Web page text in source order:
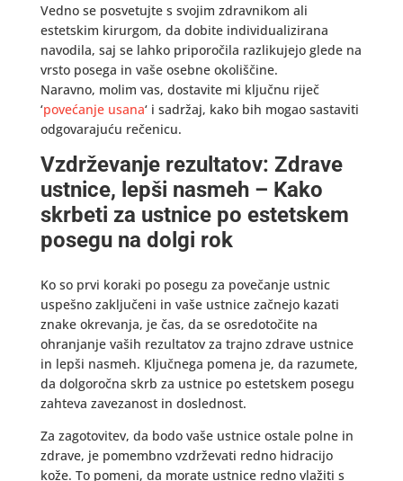
Vedno se posvetujte s svojim zdravnikom ali
estetskim kirurgom, da dobite individualizirana
navodila, saj se lahko priporočila razlikujejo glede na
vrsto posega in vaše osebne okoliščine.
Naravno, molim vas, dostavite mi ključnu riječ
‘povećanje usana‘ i sadržaj, kako bih mogao sastaviti
odgovarajuću rečenicu.
Vzdrževanje rezultatov: Zdrave
ustnice, lepši nasmeh – Kako
skrbeti za ustnice po estetskem
posegu na dolgi rok
Ko so prvi koraki po posegu za povečanje ustnic
uspešno zaključeni in vaše ustnice začnejo kazati
znake okrevanja, je čas, da se osredotočite na
ohranjanje vaših rezultatov za trajno zdrave ustnice
in lepši nasmeh. Ključnega pomena je, da razumete,
da dolgoročna skrb za ustnice po estetskem posegu
zahteva zavezanost in doslednost.
Za zagotovitev, da bodo vaše ustnice ostale polne in
zdrave, je pomembno vzdrževati redno hidracijo
kože. To pomeni, da morate ustnice redno vlažiti s